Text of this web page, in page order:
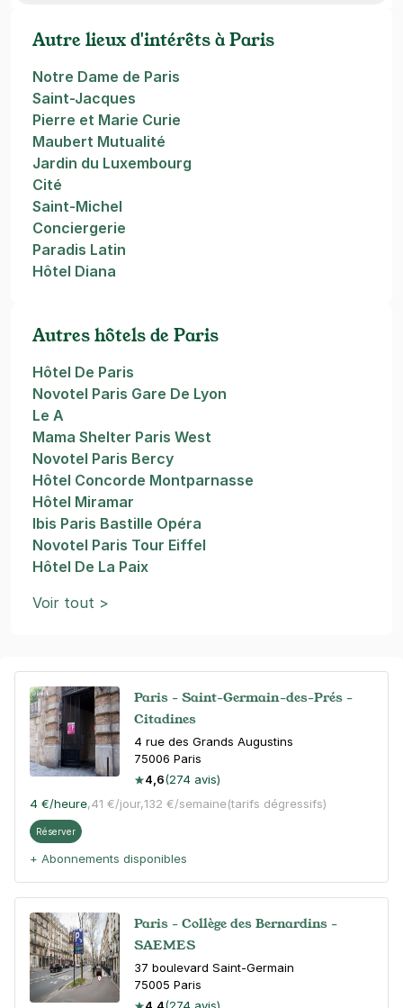
Paris - Saint-Germain-des-Prés -
Citadines
4 rue des Grands Augustins
75006 Paris
4,6(274 avis)
4 €/heure,41 €/jour,132 €/semaine(tarifs dégressifs)
Réserver
+ Abonnements disponibles
Paris - Collège des Bernardins -
SAEMES
37 boulevard Saint-Germain
75005 Paris
Autre lieux d'intérêts à Paris
Notre Dame de Paris
Saint-Jacques
Pierre et Marie Curie
Maubert Mutualité
Jardin du Luxembourg
Cité
Saint-Michel
Conciergerie
Paradis Latin
Hôtel Diana
Autres hôtels de Paris
Hôtel De Paris
Novotel Paris Gare De Lyon
Le A
Mama Shelter Paris West
Novotel Paris Bercy
Hôtel Concorde Montparnasse
Hôtel Miramar
Ibis Paris Bastille Opéra
Novotel Paris Tour Eiffel
Hôtel De La Paix
Voir tout >